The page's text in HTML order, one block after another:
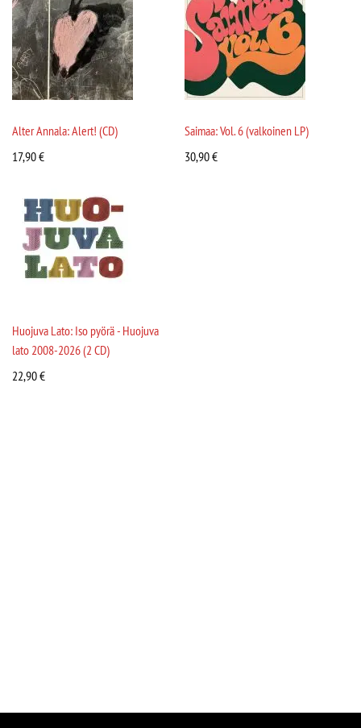
Alter Annala: Alert! (CD)
17,90€
Saimaa: Vol. 6 (valkoinen LP)
30,90€
Huojuva Lato: Iso pyörä - Huojuva
lato 2008-2026 (2 CD)
22,90€